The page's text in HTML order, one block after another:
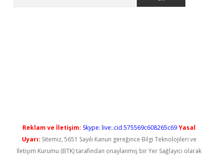
Reklam ve İletişim: Skype: live:.cid.575569c608265c69Yasal
Uyarı: Sitemiz, 5651 Sayılı Kanun gereğince Bilgi Teknolojileri ve
İletişim Kurumu (BTK) tarafından onaylanmış bir Yer Sağlayıcı olarak